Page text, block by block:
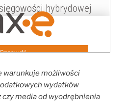
warunkuje możliwości
wydatków
media od wyodrębnienia